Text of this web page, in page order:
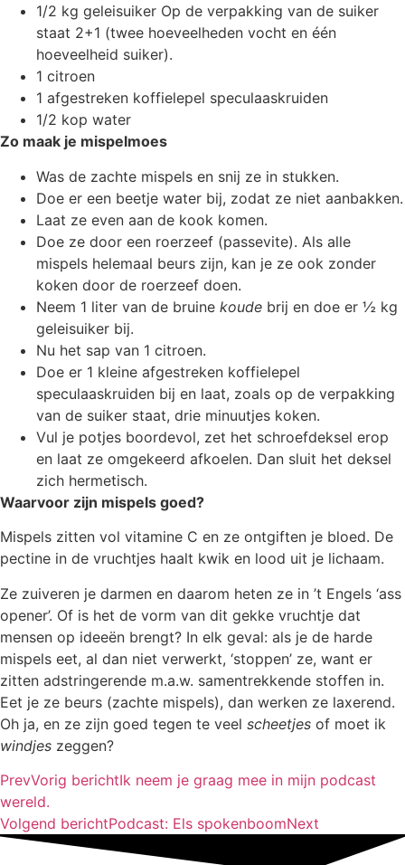
1/2 kg geleisuiker Op de verpakking van de suiker
staat 2+1 (twee hoeveelheden vocht en één
hoeveelheid suiker).
1 citroen
1 afgestreken koffielepel speculaaskruiden
1/2 kop water
Zo maak je mispelmoes
Was de zachte mispels en snij ze in stukken.
Doe er een beetje water bij, zodat ze niet aanbakken.
Laat ze even aan de kook komen.
Doe ze door een roerzeef (passevite). Als alle
mispels helemaal beurs zijn, kan je ze ook zonder
koken door de roerzeef doen.
Neem 1 liter van de bruine koude brij en doe er ½ kg
geleisuiker bij.
Nu het sap van 1 citroen.
Doe er 1 kleine afgestreken koffielepel
speculaaskruiden bij en laat, zoals op de verpakking
van de suiker staat, drie minuutjes koken.
Vul je potjes boordevol, zet het schroefdeksel erop
en laat ze omgekeerd afkoelen. Dan sluit het deksel
zich hermetisch.
Waarvoor zijn mispels goed?
Mispels zitten vol vitamine C en ze ontgiften je bloed. De
pectine in de vruchtjes haalt kwik en lood uit je lichaam.
Ze zuiveren je darmen en daarom heten ze in ’t Engels ‘ass
opener’. Of is het de vorm van dit gekke vruchtje dat
mensen op ideeën brengt? In elk geval: als je de harde
mispels eet, al dan niet verwerkt, ‘stoppen’ ze, want er
zitten adstringerende m.a.w. samentrekkende stoffen in.
Eet je ze beurs (zachte mispels), dan werken ze laxerend.
Oh ja, en ze zijn goed tegen te veel scheetjes of moet ik
windjes zeggen?
PrevVorig berichtIk neem je graag mee in mijn podcast
wereld.
Volgend berichtPodcast: Els spokenboomNext